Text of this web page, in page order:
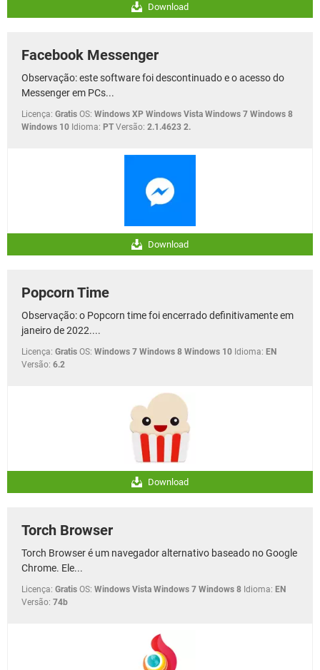
Download
Facebook Messenger
Observação: este software foi descontinuado e o acesso do
Messenger em PCs...
Licença: Gratis OS: Windows XP Windows Vista Windows 7 Windows 8
Windows 10 Idioma: PT Versão: 2.1.4623 2.
Download
Popcorn Time
Observação: o Popcorn time foi encerrado definitivamente em
janeiro de 2022....
Licença: Gratis OS: Windows 7 Windows 8 Windows 10 Idioma: EN
Versão: 6.2
Download
Torch Browser
Torch Browser é um navegador alternativo baseado no Google
Chrome. Ele...
Licença: Gratis OS: Windows Vista Windows 7 Windows 8 Idioma: EN
Versão: 74b